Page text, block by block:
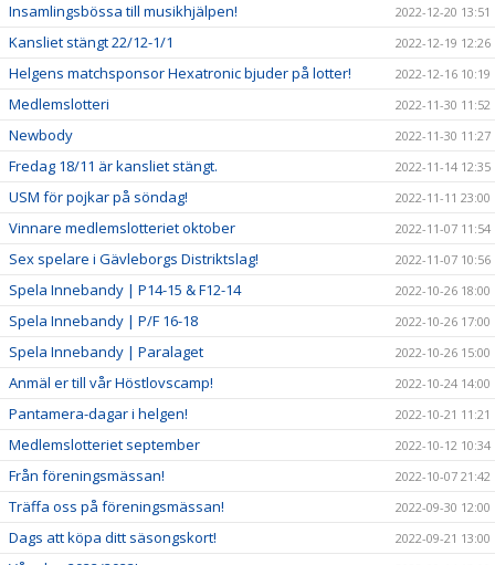
Insamlingsbössa till musikhjälpen! 2022-12-20 13:51
Kansliet stängt 22/12-1/1 2022-12-19 12:26
Helgens matchsponsor Hexatronic bjuder på lotter! 2022-12-16 10:19
Medlemslotteri 2022-11-30 11:52
Newbody 2022-11-30 11:27
Fredag 18/11 är kansliet stängt. 2022-11-14 12:35
USM för pojkar på söndag! 2022-11-11 23:00
Vinnare medlemslotteriet oktober 2022-11-07 11:54
Sex spelare i Gävleborgs Distriktslag! 2022-11-07 10:56
Spela Innebandy | P14-15 & F12-14 2022-10-26 18:00
Spela Innebandy | P/F 16-18 2022-10-26 17:00
Spela Innebandy | Paralaget 2022-10-26 15:00
Anmäl er till vår Höstlovscamp! 2022-10-24 14:00
Pantamera-dagar i helgen! 2022-10-21 11:21
Medlemslotteriet september 2022-10-12 10:34
Från föreningsmässan! 2022-10-07 21:42
Träffa oss på föreningsmässan! 2022-09-30 12:00
Dags att köpa ditt säsongskort! 2022-09-21 13:00